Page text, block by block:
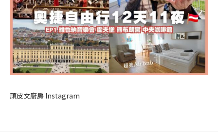
頑皮文廚房 Instagram